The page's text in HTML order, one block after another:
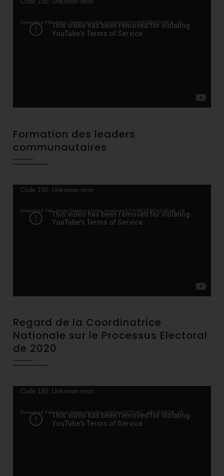
Video
Download File: https://www.youtube.com/watch?v=shK28ldQnNE&_=3
Formation des leaders
communautaires
Video
Code 150: Unknown error.
Download File: https://www.youtube.com/watch?v=WUjTW7nCxEw&_=4
Regard de la Coordinatrice
Nationale sur le Processus Electoral
de 2020
Video
Code 150: Unknown error.
Download File: https://www.youtube.com/watch?v=bC_aB-cESbQ&_=5